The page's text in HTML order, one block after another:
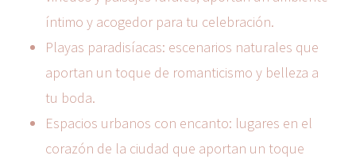
íntimo y acogedor para tu celebración.
Playas paradisíacas: escenarios naturales que
aportan un toque de romanticismo y belleza a
tu boda.
Espacios urbanos con encanto: lugares en el
corazón de la ciudad que aportan un toque